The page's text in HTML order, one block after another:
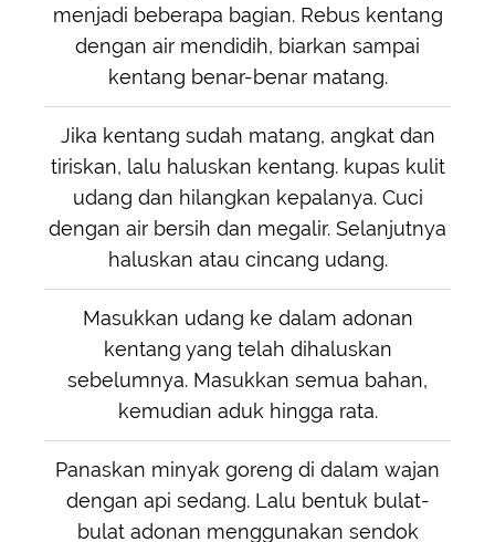
menjadi beberapa bagian. Rebus kentang
dengan air mendidih, biarkan sampai
kentang benar-benar matang.
Jika kentang sudah matang, angkat dan
tiriskan, lalu haluskan kentang. kupas kulit
udang dan hilangkan kepalanya. Cuci
dengan air bersih dan megalir. Selanjutnya
haluskan atau cincang udang.
Masukkan udang ke dalam adonan
kentang yang telah dihaluskan
sebelumnya. Masukkan semua bahan,
kemudian aduk hingga rata.
Panaskan minyak goreng di dalam wajan
dengan api sedang. Lalu bentuk bulat-
bulat adonan menggunakan sendok